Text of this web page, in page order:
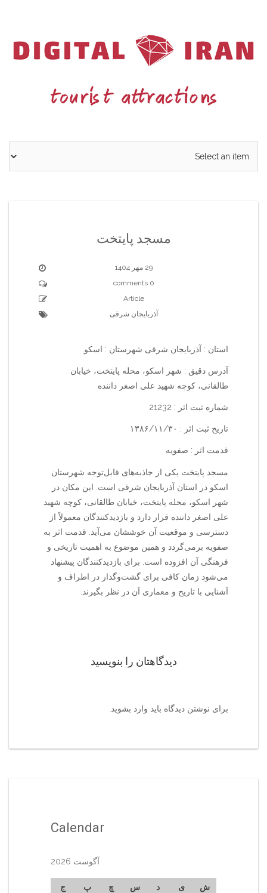
مسجد پایتخت
29 مهر 1404
0 comments
Article
آذربایجان شرقی
استان : آذربایجان شرقی شهرستان : اسکو
آدرس دقیق : شهر اسکو، محله پایتخت، خیابان
طالقانی، کوچه شهید علی اصغر داننده
شماره ثبت اثر : 21232
تاریخ ثبت اثر : ۱۳۸۶/۱۱/۳۰
قدمت اثر : صفویه
مسجد پایتخت یکی از جاذبه‌های قابل‌توجه شهرستان
اسکو در استان آذربایجان شرقی است. این مکان در
شهر اسکو، محله پایتخت، خیابان طالقانی، کوچه شهید
علی اصغر داننده قرار دارد و بازدیدکنندگان معمولاً از
دسترسی و موقعیت آن خوششان می‌آید. قدمت اثر به
صفویه برمی‌گردد و همین موضوع به اهمیت تاریخی و
فرهنگی آن افزوده است. برای بازدیدکنندگان پیشنهاد
می‌شود زمان کافی برای گشت‌وگذار در اطراف و
آشنایی با تاریخ و معماری آن در نظر بگیرند.
دیدگاهتان را بنویسید
برای نوشتن دیدگاه باید وارد بشوید
Calendar
آگوست 2026
ش ی د س چ پ
ج